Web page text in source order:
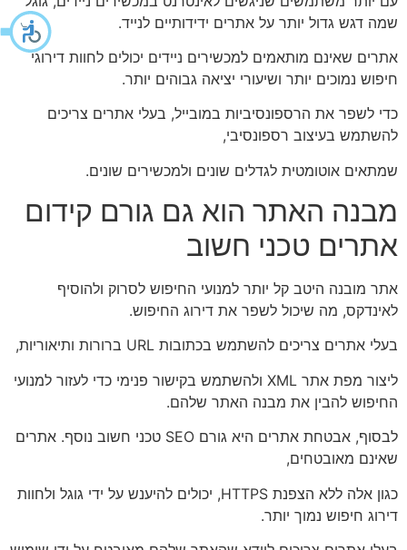
שמה דגש גדול יותר על אתרים ידידותיים לנייד.
אתרים שאינם מותאמים למכשירים ניידים יכולים לחוות דירוגי
חיפוש נמוכים יותר ושיעורי יציאה גבוהים יותר.
כדי לשפר את הרספונסיביות במובייל, בעלי אתרים צריכים
להשתמש בעיצוב רספונסיבי,
שמתאים אוטומטית לגדלים שונים ולמכשירים שונים.
מבנה האתר הוא גם גורם קידום
אתרים טכני חשוב
אתר מובנה היטב קל יותר למנועי החיפוש לסרוק ולהוסיף
לאינדקס, מה שיכול לשפר את דירוג החיפוש.
בעלי אתרים צריכים להשתמש בכתובות URL ברורות ותיאוריות,
ליצור מפת אתר XML ולהשתמש בקישור פנימי כדי לעזור למנועי
החיפוש להבין את מבנה האתר שלהם.
לבסוף, אבטחת אתרים היא גורם SEO טכני חשוב נוסף. אתרים
שאינם מאובטחים,
כגון אלה ללא הצפנת HTTPS, יכולים להיענש על ידי גוגל ולחוות
דירוג חיפוש נמוך יותר.